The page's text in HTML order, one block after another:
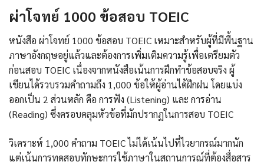
ผ่าโจทย์ 1000 ข้อสอบ TOEIC
หนังสือ ผ่าโจทย์ 1000 ข้อสอบ TOEIC เหมาะสำหรับผู้ที่มีพื้นฐาน
ภาษาอังกฤษอยู่แล้วและต้องการเพิ่มเติมความรู้เพื่อเตรียมตัว
ก่อนสอบ TOEIC เนื่องจากหนังสือเน้นการฝึกทำข้อสอบจริง ผู้
เขียนได้รวบรวมคำถามถึง 1,000 ข้อให้ผู้อ่านได้ฝึกฝน โดยแบ่ง
ออกเป็น 2 ส่วนหลัก คือ การฟัง (Listening) และ การอ่าน
(Reading) ซึ่งครอบคลุมหัวข้อที่มักปรากฏในการสอบ TOEIC
วิเคราะห์ 1,000 คำถาม TOEIC ไม่ได้เน้นไปที่ไวยากรณ์มากนัก
แต่เน้นการทดสอบทักษะการใช้ภาษาในสถานการณ์ที่ต้องสื่อสาร